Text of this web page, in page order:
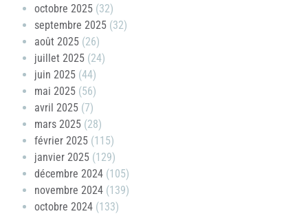
octobre 2025 (32)
septembre 2025 (32)
août 2025 (26)
juillet 2025 (24)
juin 2025 (44)
mai 2025 (56)
avril 2025 (7)
mars 2025 (28)
février 2025 (115)
janvier 2025 (129)
décembre 2024 (105)
novembre 2024 (139)
octobre 2024 (133)